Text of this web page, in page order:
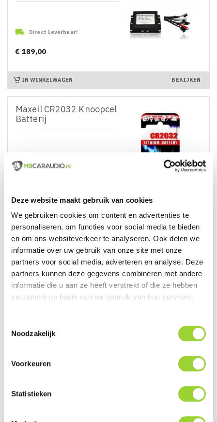
Deze website maakt gebruik van cookies
We gebruiken cookies om content en advertenties te
personaliseren, om functies voor social media te bieden
en om ons websiteverkeer te analyseren. Ook delen we
informatie over uw gebruik van onze site met onze
partners voor social media, adverteren en analyse. Deze
partners kunnen deze gegevens combineren met andere
informatie die u aan ze heeft verstrekt of die ze hebben
verzameld op basis van uw gebruik van hun services.
Noodzakelijk
Voorkeuren
Statistieken
 Direct Leverbaar!
Prijs
€ 189,00
IN WINKELWAGEN BEKIJKEN
Maxell CR2032 Knoopcel
Batterij

MB Car Audio Online
Installatie Pakket (15
MINUTEN)
 Direct Leverbaar!
1
5
M
I
N
U
T
E
N
IN WINKELWAGEN BEKIJKEN
MB Car Audio Online
3
0
M
I
N
U
T
E
N